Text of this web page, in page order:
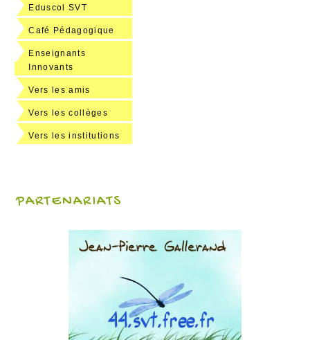
Eduscol SVT
Café Pédagogique
Enseignants
Innovants
Vers les amis
Vers les collèges
Vers les institutions
PARTENARIATS